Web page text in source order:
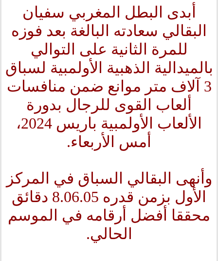
أبدى البطل المغربي سفيان
البقالي سعادته البالغة بعد فوزه
للمرة الثانية على التوالي
بالميدالية الذهبية الأولمبية لسباق
3 آلاف متر موانع ضمن منافسات
ألعاب القوى للرجال بدورة
الألعاب الأولمبية باريس 2024،
أمس الأربعاء.
وأنهى البقالي السباق في المركز
الأول بزمن قدره 8.06.05 دقائق
محققا أفضل أرقامه في الموسم
الحالي.